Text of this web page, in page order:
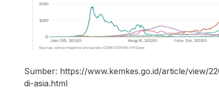
Sumber: https://www.kemkes.go.id/article/view/
di-asia.html